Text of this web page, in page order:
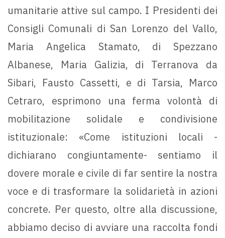
umanitarie attive sul campo. I Presidenti dei
Consigli Comunali di San Lorenzo del Vallo,
Maria Angelica Stamato, di Spezzano
Albanese, Maria Galizia, di Terranova da
Sibari, Fausto Cassetti, e di Tarsia, Marco
Cetraro, esprimono una ferma volontà di
mobilitazione solidale e condivisione
istituzionale: «Come istituzioni locali -
dichiarano congiuntamente- sentiamo il
dovere morale e civile di far sentire la nostra
voce e di trasformare la solidarietà in azioni
concrete. Per questo, oltre alla discussione,
abbiamo deciso di avviare una raccolta fondi